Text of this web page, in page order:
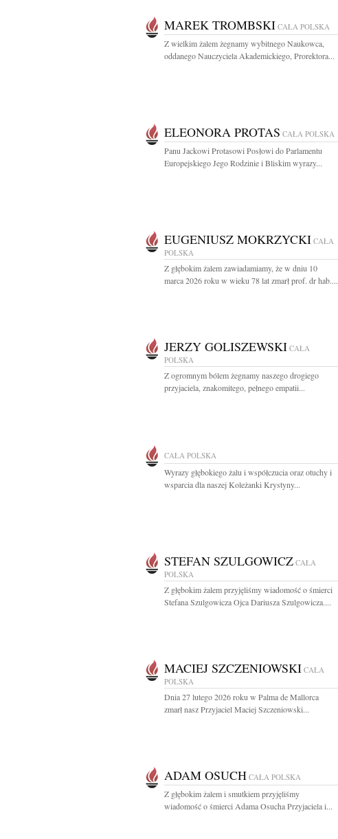
MAREK TROMBSKI CAŁA POLSKA
Z wielkim żalem żegnamy wybitnego Naukowca,
oddanego Nauczyciela Akademickiego, Prorektora...
ELEONORA PROTAS CAŁA POLSKA
Panu Jackowi Protasowi Posłowi do Parlamentu
Europejskiego Jego Rodzinie i Bliskim wyrazy...
EUGENIUSZ MOKRZYCKI CAŁA
POLSKA
Z głębokim żalem zawiadamiamy, że w dniu 10
marca 2026 roku w wieku 78 lat zmarł prof. dr hab....
JERZY GOLISZEWSKI CAŁA
POLSKA
Z ogromnym bólem żegnamy naszego drogiego
przyjaciela, znakomitego, pełnego empatii...
CAŁA POLSKA
Wyrazy głębokiego żalu i współczucia oraz otuchy i
wsparcia dla naszej Koleżanki Krystyny...
STEFAN SZULGOWICZ CAŁA
POLSKA
Z głębokim żalem przyjęliśmy wiadomość o śmierci
Stefana Szulgowicza Ojca Dariusza Szulgowicza....
MACIEJ SZCZENIOWSKI CAŁA
POLSKA
Dnia 27 lutego 2026 roku w Palma de Mallorca
zmarł nasz Przyjaciel Maciej Szczeniowski...
ADAM OSUCH CAŁA POLSKA
Z głębokim żalem i smutkiem przyjęliśmy
wiadomość o śmierci Adama Osucha Przyjaciela i...